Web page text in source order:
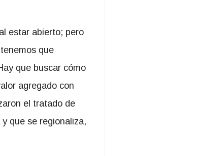
estar abierto; pero
que
que buscar cómo
agregado con
el tratado de
que se regionaliza,